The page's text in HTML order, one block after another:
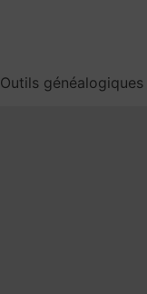
Outils généalogiques